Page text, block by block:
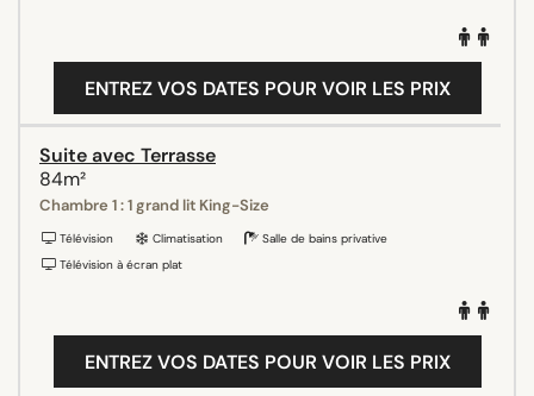
ENTREZ VOS DATES POUR VOIR LES PRIX
Suite avec Terrasse
84m²
Chambre 1 : 1 grand lit King-Size
Télévision Climatisation
Salle de bains privative
Télévision à écran plat
ENTREZ VOS DATES POUR VOIR LES PRIX